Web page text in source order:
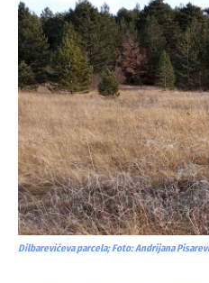
Dilbarevićeva parcela; Foto: Andrijana